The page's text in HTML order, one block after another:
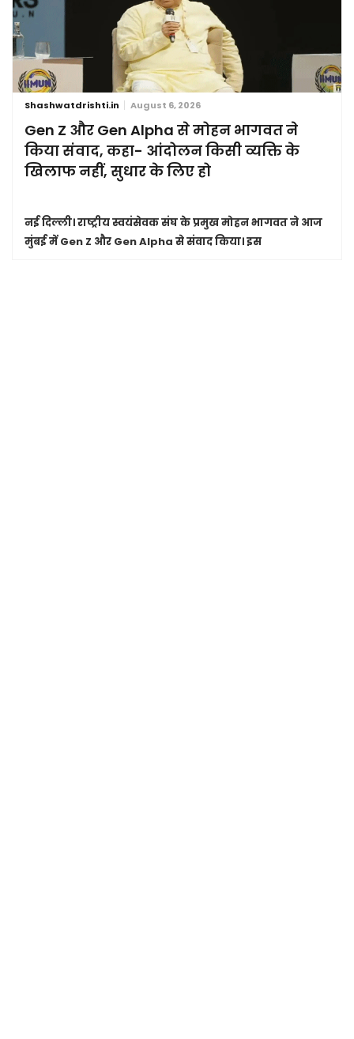
Shashwatdrishti.in August 6, 2026
Gen Z और Gen Alpha से मोहन भागवत ने
किया संवाद, कहा- आंदोलन किसी व्यक्ति के
खिलाफ नहीं, सुधार के लिए हो
नई दिल्ली।राष्ट्रीय स्वयंसेवक संघ के प्रमुख मोहन भागवत ने आज
मुंबई में Gen Z और Gen Alpha से संवाद किया। इस